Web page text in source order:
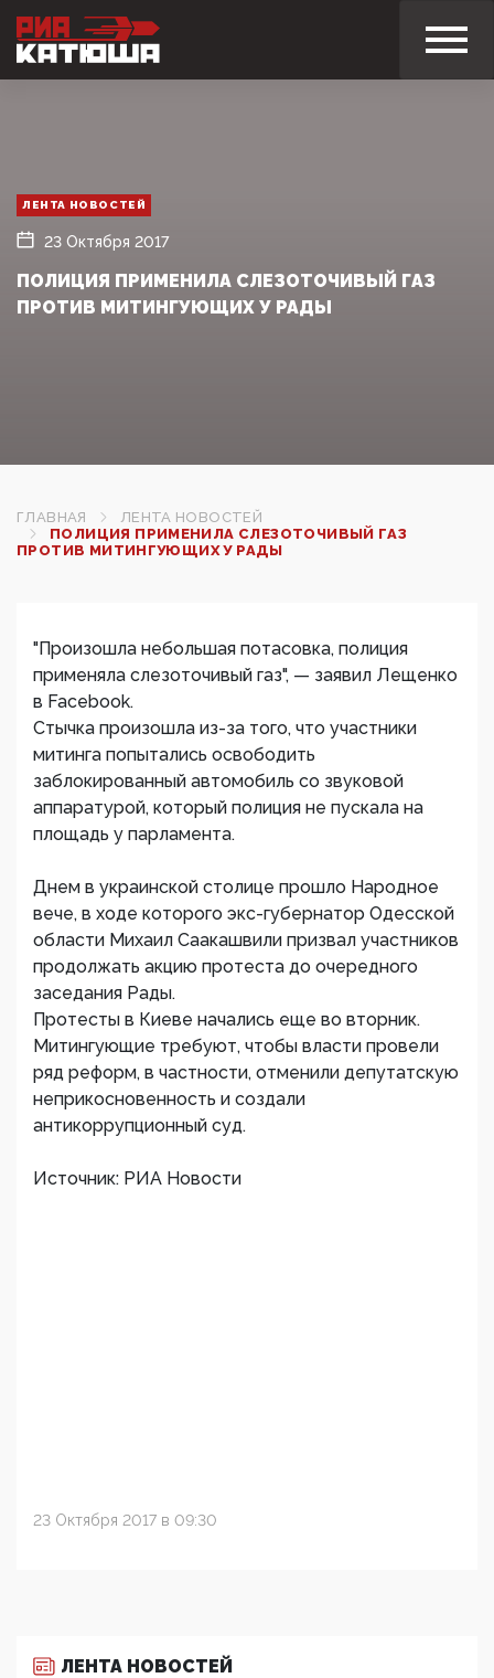
ЛЕНТА НОВОСТЕЙ
23 Октября 2017
ПОЛИЦИЯ ПРИМЕНИЛА СЛЕЗОТОЧИВЫЙ ГАЗ
ПРОТИВ МИТИНГУЮЩИХ У РАДЫ‍
ГЛАВНАЯ
ЛЕНТА НОВОСТЕЙ
ПОЛИЦИЯ ПРИМЕНИЛА СЛЕЗОТОЧИВЫЙ ГАЗ
ПРОТИВ МИТИНГУЮЩИХ У РАДЫ‍
"Произошла небольшая потасовка, полиция
применяла слезоточивый газ", — заявил Лещенко
в Facebook.
Стычка произошла из-за того, что участники
митинга попытались освободить
заблокированный автомобиль со звуковой
аппаратурой, который полиция не пускала на
площадь у парламента.
Днем в украинской столице прошло Народное
вече, в ходе которого экс-губернатор Одесской
области Михаил Саакашвили призвал участников
продолжать акцию протеста до очередного
заседания Рады.
Протесты в Киеве начались еще во вторник.
Митингующие требуют, чтобы власти провели
ряд реформ, в частности, отменили депутатскую
неприкосновенность и создали
антикоррупционный суд.
Источник: РИА Новости
23 Октября 2017 в 09:30
ЛЕНТА НОВОСТЕЙ